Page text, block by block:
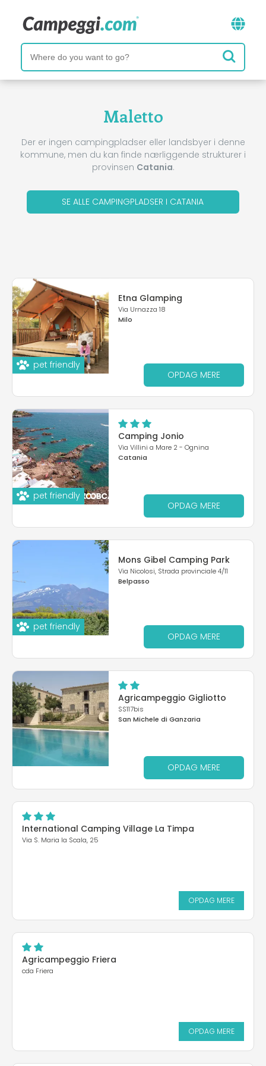
Maletto
Der er ingen campingpladser eller landsbyer i denne
kommune, men du kan finde nærliggende strukturer i
provinsen Catania.
SE ALLE CAMPINGPLADSER I CATANIA
pet friendly
Etna Glamping
Via Urnazza 18
Milo
OPDAG MERE
pet friendly
Camping Jonio
Via Villini a Mare 2 - Ognina
Catania
OPDAG MERE
pet friendly
Mons Gibel Camping Park
Via Nicolosi, Strada provinciale 4/11
Belpasso
OPDAG MERE
Agricampeggio Gigliotto
SS117bis
San Michele di Ganzaria
OPDAG MERE
International Camping Village La Timpa
Via S. Maria la Scala, 25
OPDAG MERE
Agricampeggio Friera
cda Friera
OPDAG MERE